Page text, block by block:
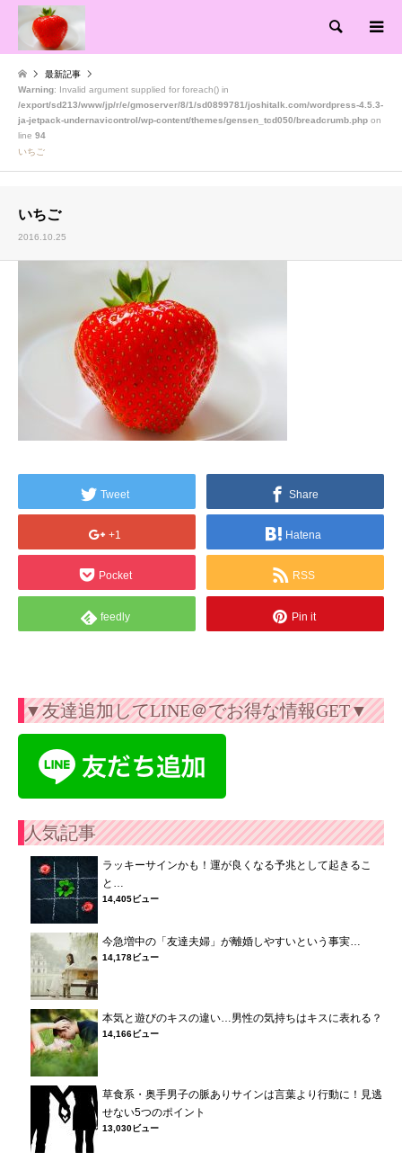
検索
最新記事
Warning: Invalid argument supplied for foreach() in
/export/sd213/www/jp/r/e/gmoserver/8/1/sd0899781/joshitalk.com/wordpress-4.5.3-
ja-jetpack-undernavicontrol/wp-content/themes/gensen_tcd050/breadcrumb.php on
line 94
いちご
いちご
2016.10.25
Tweet Share
+1 Hatena
Pocket RSS
feedly Pin it
▼友達追加してLINE＠でお得な情報GET▼
人気記事
ラッキーサインかも！運が良くなる予兆として起きるこ
と…
14,405ビュー
今急増中の「友達夫婦」が離婚しやすいという事実…
14,178ビュー
本気と遊びのキスの違い…男性の気持ちはキスに表れる？
14,166ビュー
草食系・奥手男子の脈ありサインは言葉より行動に！見逃
せない5つのポイント
13,030ビュー